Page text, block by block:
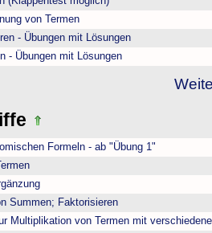
von Termen
- Übungen mit Lösungen
- Übungen mit Lösungen
Formeln - ab "Übung 1"
Summen; Faktorisieren
Multiplikation von Termen mit